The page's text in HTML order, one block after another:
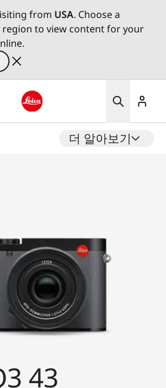
from USA. Choose a
to view content for your
더 알아보기
43